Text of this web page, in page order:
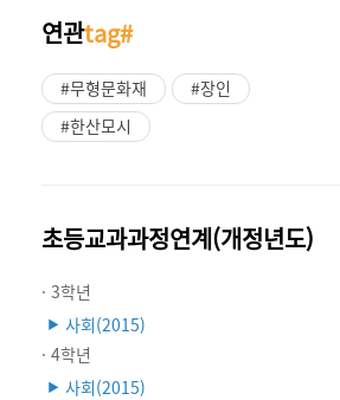
연관tag#
#무형문화재
#장인
#한산모시
초등교과과정연계(개정년도)
· 3학년
▶ 사회(2015)
· 4학년
▶ 사회(2015)